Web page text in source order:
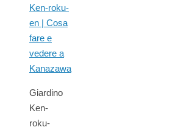
Giardino
Ken-
roku-